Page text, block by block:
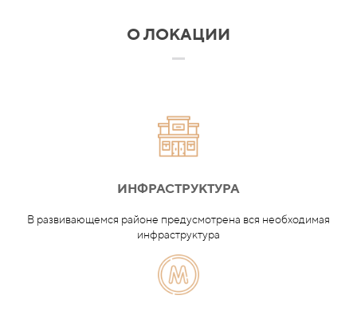
О ЛОКАЦИИ
ИНФРАСТРУКТУРА
В развивающемся районе предусмотрена вся необходимая
инфраструктура